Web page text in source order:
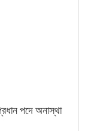
পদে অনাস্থা